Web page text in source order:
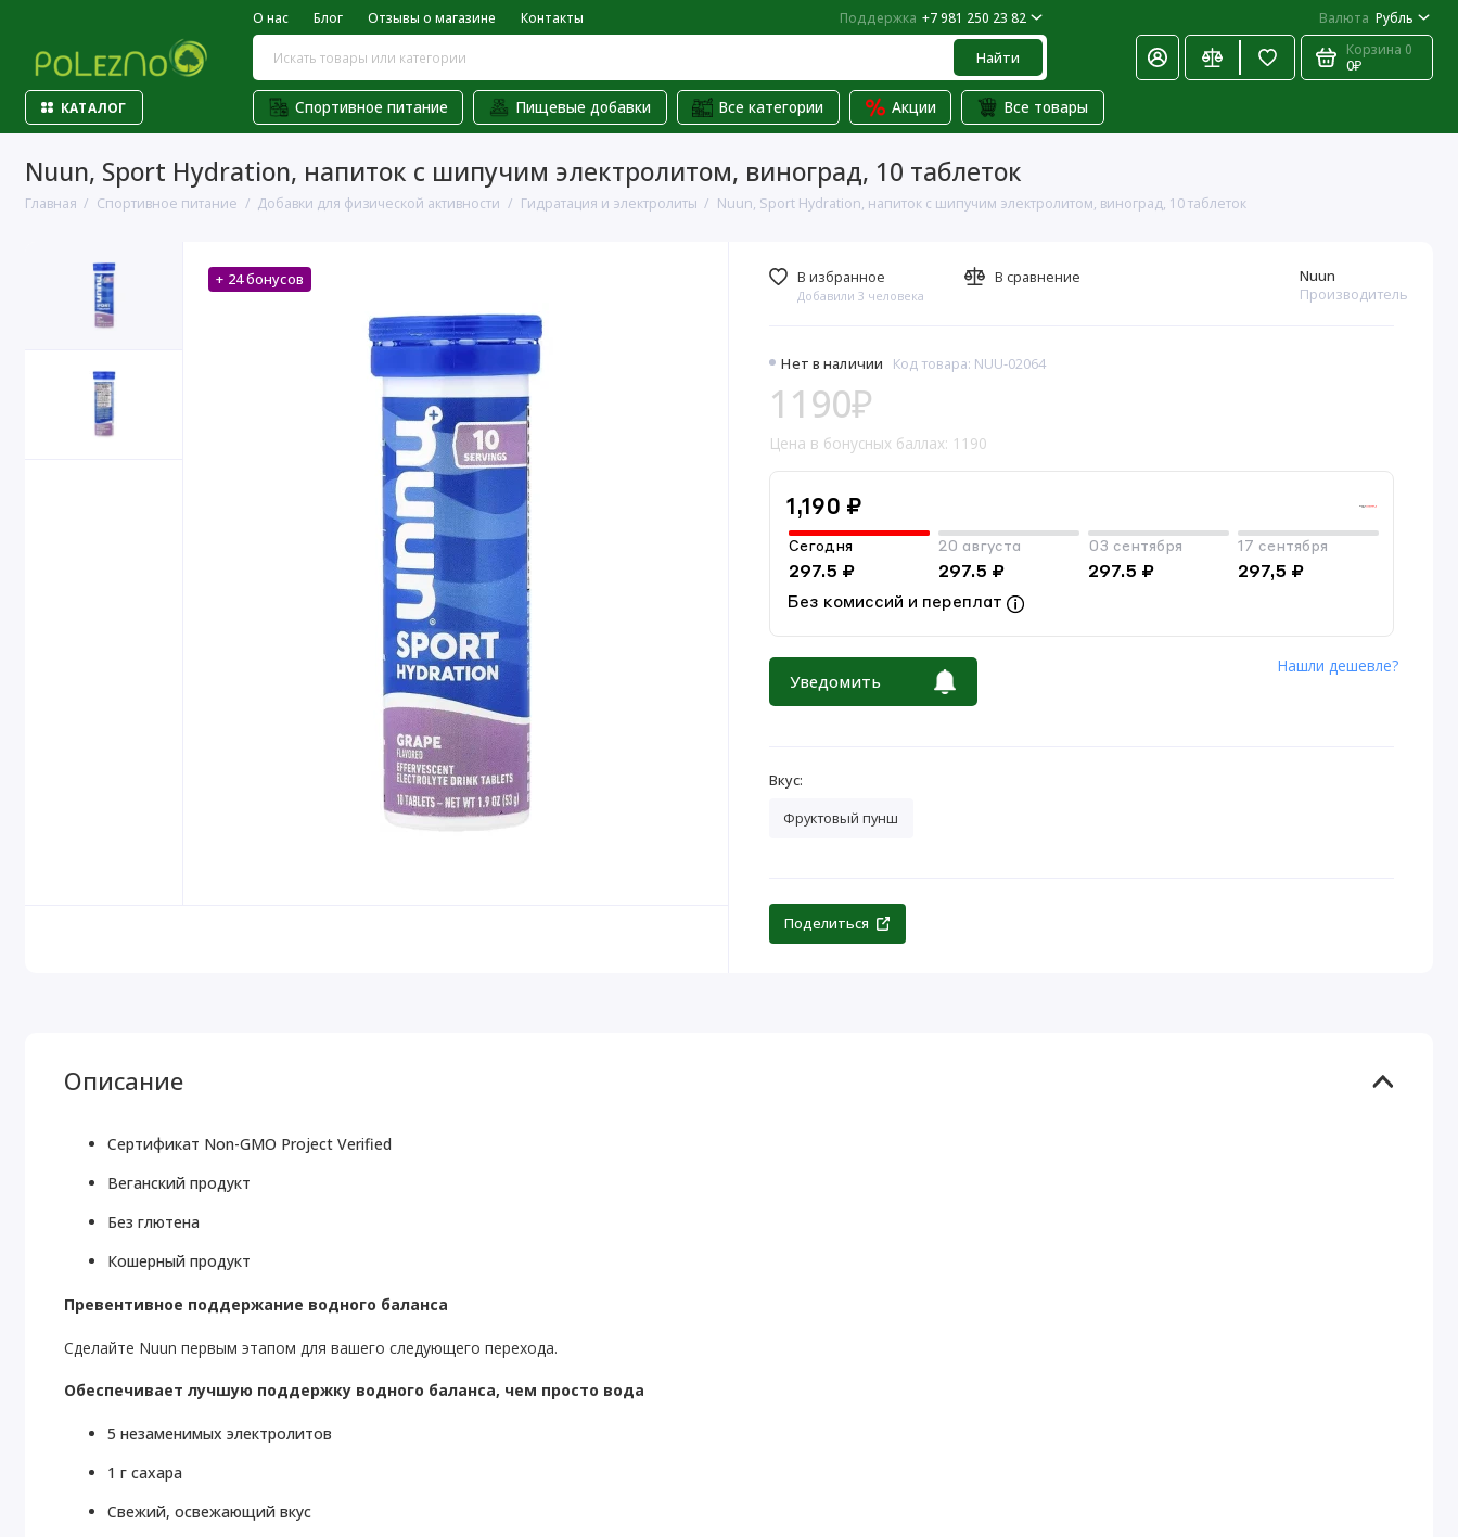
О нас Блог Отзывы о магазине Контакты Поддержка +7 981 250 23 82 Валюта Рубль
Найти Корзина 0
0₽
КАТАЛОГ Спортивное питание Пищевые добавки Все категории Акции Все товары
Nuun, Sport Hydration, напиток с шипучим электролитом, виноград, 10 таблеток
Главная Спортивное питание Добавки для физической активности Гидратация и электролиты Nuun, Sport Hydration, напиток с шипучим электролитом, виноград, 10 таблеток
+ 24 бонусов
Нет в наличии Код товара: NUU-02064
Nuun
Производитель
1190₽
Цена в бонусных баллах: 1190
1,190 ₽
Сегодня
297.5 ₽
20 августа
297.5 ₽
03 сентября
297.5 ₽
17 сентября
297,5 ₽
Без комиссий и переплат
Уведомить
Нашли дешевле?
В избранное
Добавили 3 человека
В сравнение
Вкус:
Фруктовый пунш
Поделиться
Описание
Сертификат Non-GMO Project Verified
Веганский продукт
Без глютена
Кошерный продукт
Превентивное поддержание водного баланса
Сделайте Nuun первым этапом для вашего следующего перехода.
Обеспечивает лучшую поддержку водного баланса, чем просто вода
5 незаменимых электролитов
1 г сахара
Свежий, освежающий вкус